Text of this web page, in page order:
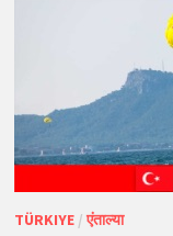
TÜRKIYE/एंताल्या